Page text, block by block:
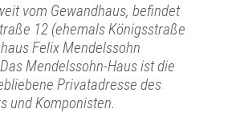
vom Gewandhaus, befindet
12 (ehemals Königsstraße
Felix Mendelssohn
Mendelssohn-Haus ist die
Privatadresse des
und Komponisten.